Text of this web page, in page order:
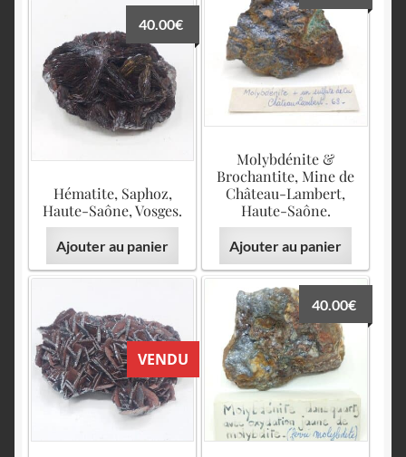
Molybdénite &
Brochantite, Mine de
Château-Lambert,
Haute-Saône.
Ajouter au panier
Hématite, Saphoz,
Haute-Saône, Vosges.
40.00€
Ajouter au panier
VENDU
40.00€